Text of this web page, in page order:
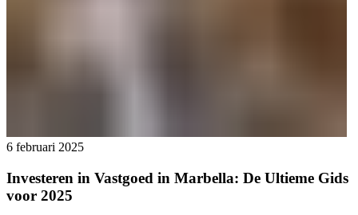
6 februari 2025
Investeren in Vastgoed in Marbella: De Ultieme Gids
voor 2025